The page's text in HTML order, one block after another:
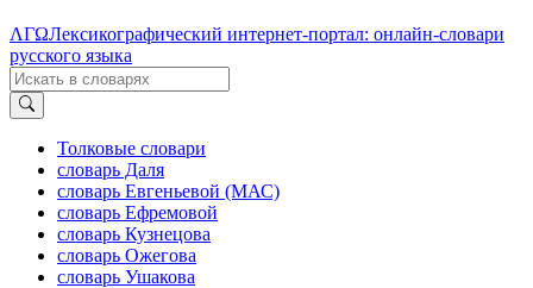
ΛΓΩЛексикографический интернет-портал: онлайн-словари
русского языка
Толковые словари
словарь Даля
словарь Евгеньевой (МАС)
словарь Ефремовой
словарь Кузнецова
словарь Ожегова
словарь Ушакова